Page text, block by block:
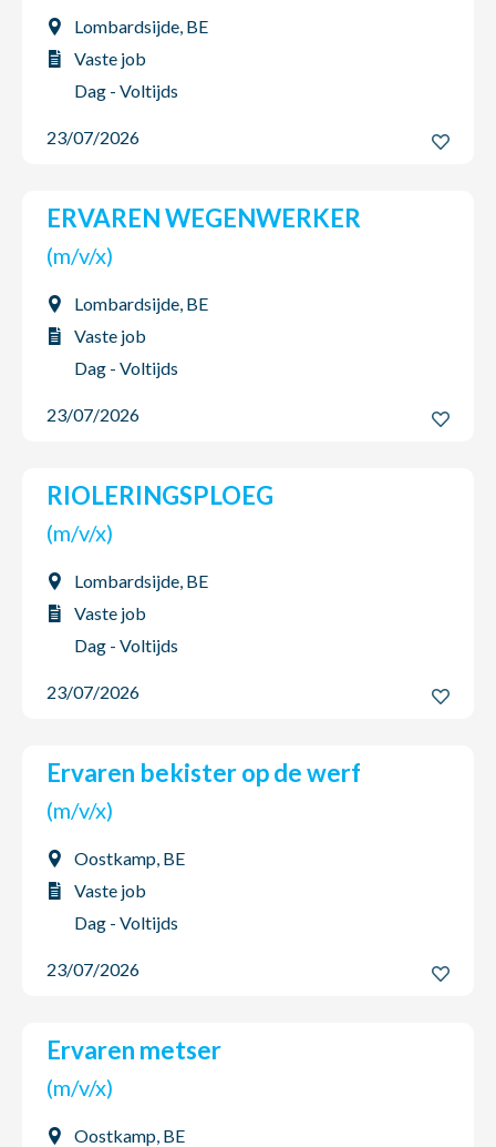
Lombardsijde, BE
Vaste job
Dag - Voltijds
23/07/2026
ERVAREN WEGENWERKER
(m/v/x)
Lombardsijde, BE
Vaste job
Dag - Voltijds
23/07/2026
RIOLERINGSPLOEG
(m/v/x)
Lombardsijde, BE
Vaste job
Dag - Voltijds
23/07/2026
Ervaren bekister op de werf
(m/v/x)
Oostkamp, BE
Vaste job
Dag - Voltijds
23/07/2026
Ervaren metser
(m/v/x)
Oostkamp, BE